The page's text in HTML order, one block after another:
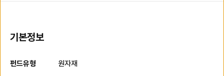
기본정보
펀드유형 원자재